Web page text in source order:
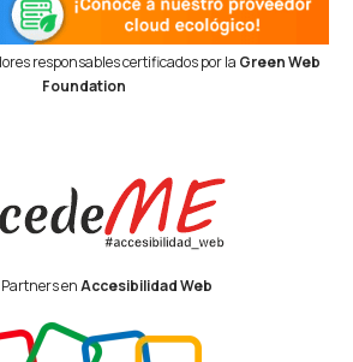
responsables certificados por la Green Web
Foundation
Partners enAccesibilidad Web